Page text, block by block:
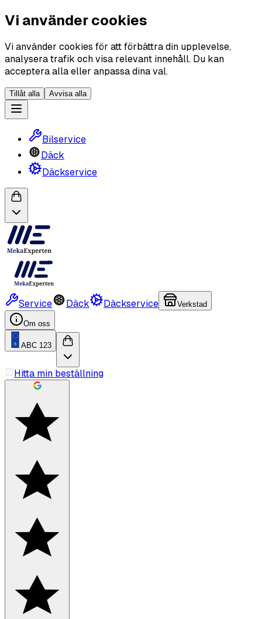
Vi använder cookies
Vi använder cookies för att förbättra din upplevelse,
analysera trafik och visa relevant innehåll. Du kan
acceptera alla eller anpassa dina val.
Tillåt alla Avvisa alla
Bilservice
Däck
Däckservice
Service Däck Däckservice Verkstad
Om oss
ABC 123
Hitta min beställning